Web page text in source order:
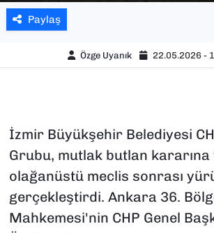
Paylaş
Özge Uyanık 22.05.2026 -
İzmir Büyükşehir Belediyesi
Grubu, mutlak butlan
olağanüstü meclis sonrası
gerçekleştirdi. Ankara 36.
Mahkemesi'nin CHP Genel